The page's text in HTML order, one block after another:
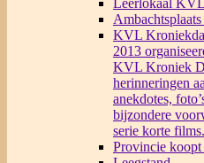
Leerlokaal KVL
KVL
2013
KVL Kroniek
herinneringen
anekdotes,
bijzondere
serie korte films.
Provincie